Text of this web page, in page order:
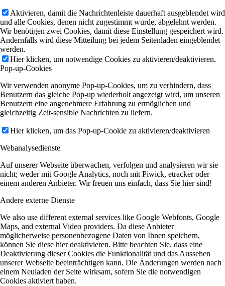
Aktivieren, damit die Nachrichtenleiste dauerhaft ausgeblendet wird
und alle Cookies, denen nicht zugestimmt wurde, abgelehnt werden.
Wir benötigen zwei Cookies, damit diese Einstellung gespeichert wird.
Andernfalls wird diese Mitteilung bei jedem Seitenladen eingeblendet
werden.
Hier klicken, um notwendige Cookies zu aktivieren/deaktivieren.
Pop-up-Cookies
Wir verwenden anonyme Pop-up-Cookies, um zu verhindern, dass
Benutzern das gleiche Pop-up wiederholt angezeigt wird, um unseren
Benutzern eine angenehmere Erfahrung zu ermöglichen und
gleichzeitig Zeit-sensible Nachrichten zu liefern.
Hier klicken, um das Pop-up-Cookie zu aktivieren/deaktivieren
Webanalysedienste
Auf unserer Webseite überwachen, verfolgen und analysieren wir sie
nicht; weder mit Google Analytics, noch mit Piwick, etracker oder
einem anderen Anbieter. Wir freuen uns einfach, dass Sie hier sind!
Andere externe Dienste
We also use different external services like Google Webfonts, Google
Maps, and external Video providers. Da diese Anbieter
möglicherweise personenbezogene Daten von Ihnen speichern,
können Sie diese hier deaktivieren. Bitte beachten Sie, dass eine
Deaktivierung dieser Cookies die Funktionalität und das Aussehen
unserer Webseite beeinträchtigen kann. Die Änderungen werden nach
einem Neuladen der Seite wirksam, sofern Sie die notwendigen
Cookies aktiviert haben.